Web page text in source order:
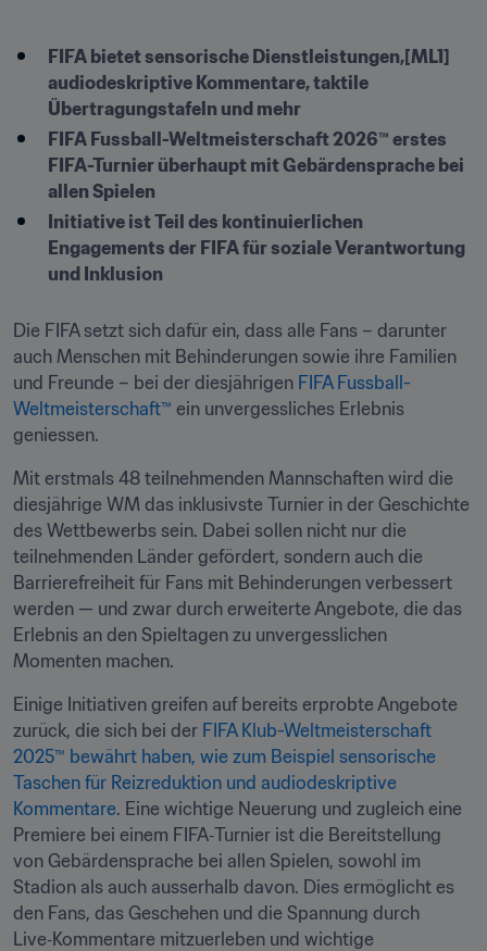
FIFA bietet sensorische Dienstleistungen,[ML1]
audiodeskriptive Kommentare, taktile
Übertragungstafeln und mehr
FIFA Fussball-Weltmeisterschaft 2026™ erstes
FIFA-Turnier überhaupt mit Gebärdensprache bei
allen Spielen
Initiative ist Teil des kontinuierlichen
Engagements der FIFA für soziale Verantwortung
und Inklusion
Die FIFA setzt sich dafür ein, dass alle Fans – darunter
auch Menschen mit Behinderungen sowie ihre Familien
und Freunde – bei der diesjährigen FIFA Fussball-
Weltmeisterschaft™ ein unvergessliches Erlebnis
geniessen.
Mit erstmals 48 teilnehmenden Mannschaften wird die
diesjährige WM das inklusivste Turnier in der Geschichte
des Wettbewerbs sein. Dabei sollen nicht nur die
teilnehmenden Länder gefördert, sondern auch die
Barrierefreiheit für Fans mit Behinderungen verbessert
werden — und zwar durch erweiterte Angebote, die das
Erlebnis an den Spieltagen zu unvergesslichen
Momenten machen.
Einige Initiativen greifen auf bereits erprobte Angebote
zurück, die sich bei der FIFA Klub-Weltmeisterschaft
2025™ bewährt haben, wie zum Beispiel sensorische
Taschen für Reizreduktion und audiodeskriptive
Kommentare. Eine wichtige Neuerung und zugleich eine
Premiere bei einem FIFA‑Turnier ist die Bereitstellung
von Gebärdensprache bei allen Spielen, sowohl im
Stadion als auch ausserhalb davon. Dies ermöglicht es
den Fans, das Geschehen und die Spannung durch
Live‑Kommentare mitzuerleben und wichtige